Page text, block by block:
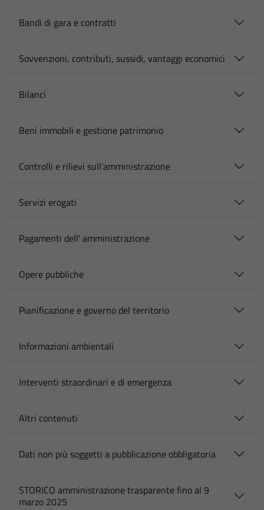
Bandi di gara e contratti
Sovvenzioni, contributi, sussidi, vantaggi economici
Bilanci
Beni immobili e gestione patrimonio
Controlli e rilievi sull'amministrazione
Servizi erogati
Pagamenti dell' amministrazione
Opere pubbliche
Pianificazione e governo del territorio
Informazioni ambientali
Interventi straordinari e di emergenza
Altri contenuti
Dati non più soggetti a pubblicazione obbligatoria
STORICO amministrazione trasparente fino al 9
marzo 2025